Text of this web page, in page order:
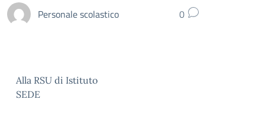
Personale scolastico 0
Alla RSU di Istituto
SEDE